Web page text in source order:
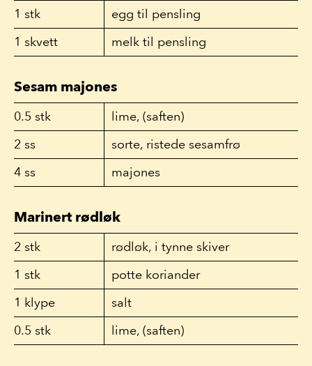
1 stk
egg til pensling
1 skvett melk til pensling
Sesam majones
0.5 stk
lime, (saften)
2 ss
sorte, ristede sesamfrø
4 ss majones
Marinert rødløk
2 stk
rødløk, i tynne skiver
1 stk
potte koriander
1 klype
salt
0.5 stk lime, (saften)